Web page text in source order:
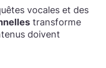
vocales et des
transforme
doivent